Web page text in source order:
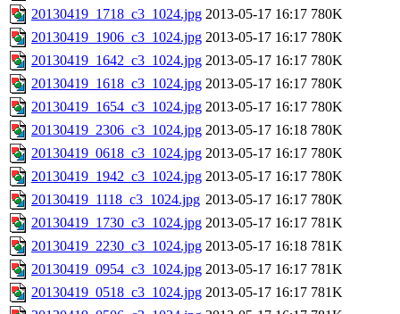
20130419_1718_c3_1024.jpg 2013-05-17 16:17 780K
20130419_1906_c3_1024.jpg 2013-05-17 16:17 780K
20130419_1642_c3_1024.jpg 2013-05-17 16:17 780K
20130419_1618_c3_1024.jpg 2013-05-17 16:17 780K
20130419_1654_c3_1024.jpg 2013-05-17 16:17 780K
20130419_2306_c3_1024.jpg 2013-05-17 16:18 780K
20130419_0618_c3_1024.jpg 2013-05-17 16:17 780K
20130419_1942_c3_1024.jpg 2013-05-17 16:17 780K
20130419_1118_c3_1024.jpg 2013-05-17 16:17 780K
20130419_1730_c3_1024.jpg 2013-05-17 16:17 781K
20130419_2230_c3_1024.jpg 2013-05-17 16:18 781K
20130419_0954_c3_1024.jpg 2013-05-17 16:17 781K
20130419_0518_c3_1024.jpg 2013-05-17 16:17 781K